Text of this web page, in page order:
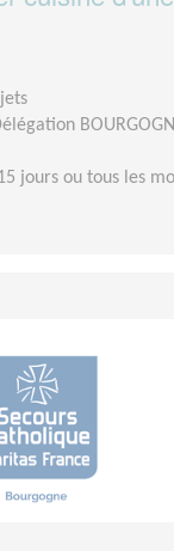
jours ou tous les